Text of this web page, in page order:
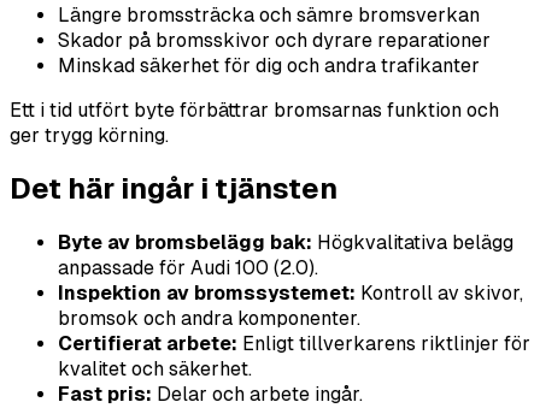
Längre bromssträcka och sämre bromsverkan
Skador på bromsskivor och dyrare reparationer
Minskad säkerhet för dig och andra trafikanter
Ett i tid utfört byte förbättrar bromsarnas funktion och
ger trygg körning.
Det här ingår i tjänsten
Byte av bromsbelägg bak: Högkvalitativa belägg
anpassade för Audi 100 (2.0).
Inspektion av bromssystemet: Kontroll av skivor,
bromsok och andra komponenter.
Certifierat arbete: Enligt tillverkarens riktlinjer för
kvalitet och säkerhet.
Fast pris: Delar och arbete ingår.